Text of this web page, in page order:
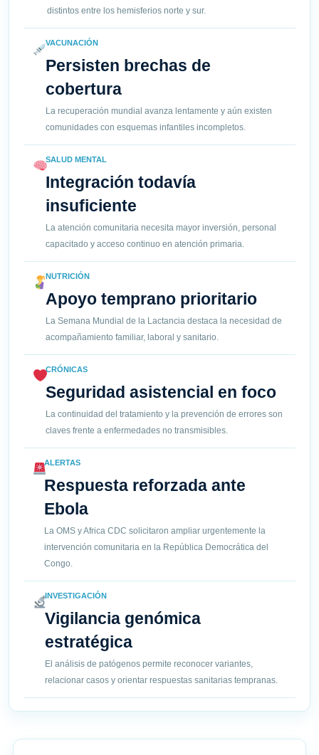
distintos entre los hemisferios norte y sur.
VACUNACIÓN
Persisten brechas de
cobertura
La recuperación mundial avanza lentamente y aún existen
comunidades con esquemas infantiles incompletos.
SALUD MENTAL
Integración todavía
insuficiente
La atención comunitaria necesita mayor inversión, personal
capacitado y acceso continuo en atención primaria.
NUTRICIÓN
Apoyo temprano prioritario
La Semana Mundial de la Lactancia destaca la necesidad de
acompañamiento familiar, laboral y sanitario.
CRÓNICAS
Seguridad asistencial en foco
La continuidad del tratamiento y la prevención de errores son
claves frente a enfermedades no transmisibles.
ALERTAS
Respuesta reforzada ante
Ebola
La OMS y Africa CDC solicitaron ampliar urgentemente la
intervención comunitaria en la República Democrática del
Congo.
INVESTIGACIÓN
Vigilancia genómica
estratégica
El análisis de patógenos permite reconocer variantes,
relacionar casos y orientar respuestas sanitarias tempranas.